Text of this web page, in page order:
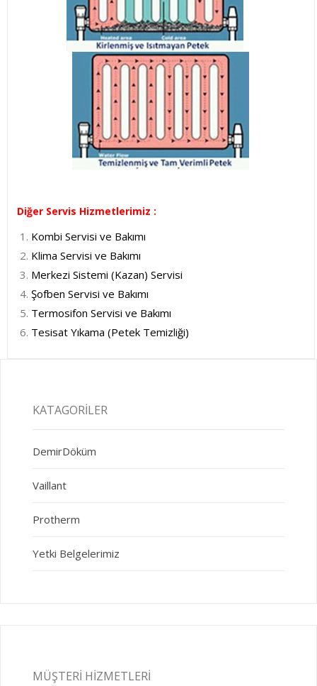
Diğer Servis Hizmetlerimiz :
Kombi Servisi ve Bakımı
Klima Servisi ve Bakımı
Merkezi Sistemi (Kazan) Servisi
Şofben Servisi ve Bakımı
Termosifon Servisi ve Bakımı
Tesisat Yıkama (Petek Temizliği)
KATAGORILER
DemirDöküm
Vaillant
Protherm
Yetki Belgelerimiz
MÜŞTERI HIZMETLERI